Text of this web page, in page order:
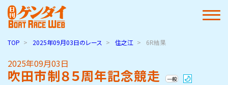
TOP 2025年09月03日のレース 住之江 6R結果
2025年09月03日
吹田市制８５周年記念競走 一般